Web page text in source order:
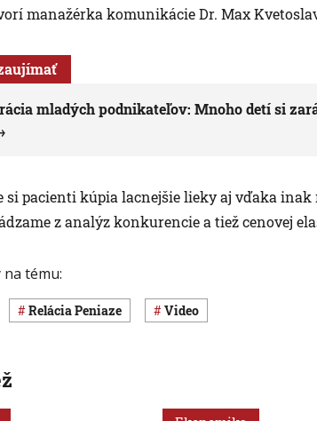
manažérka komunikácie Dr. Max
mladých podnikateľov: Mnoho detí si
si pacienti kúpia lacnejšie lieky aj vďaka inak
z analýz konkurencie a tiež cenovej
na tému:
relácia Peniaze Video